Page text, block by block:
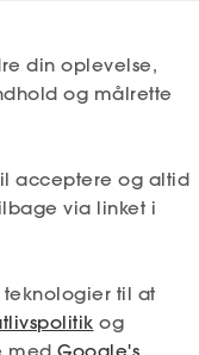
inden for
din oplevelse,
og målrette
acceptere og altid
via linket i
til at
og